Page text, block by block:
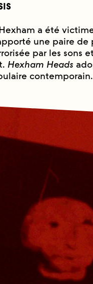
a été
une paire
par les sons
Hexham Heads
contemporain.